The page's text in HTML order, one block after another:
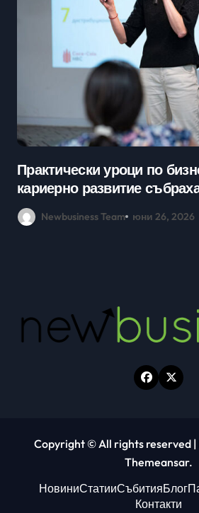
Практически уроци по
кариерно развитие
млади хора на SOFIA UP
Newbusiness Team юни 26, 2026
Copyright © All rights reserved |
Themeansar.
НовиниСтатииСъбитияБлог
Контакти